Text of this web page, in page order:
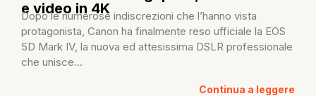
e video in 4K
Dopo le numerose indiscrezioni che l’hanno vista
protagonista, Canon ha finalmente reso ufficiale la EOS
5D Mark IV, la nuova ed attesissima DSLR professionale
che unisce...
Continua a leggere